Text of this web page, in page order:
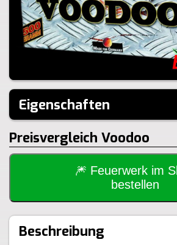
Eigenschaften
Hersteller:
Lesli
Performance:
Z-Shape
Kaliber:
25mm
Schuss:
49
30m
40sek
Inhalt je VE:
1 Stück
Größe:
38x24x17,8cm
Gewicht Brutto:
Gewicht Netto:
Preisvergleich Voodoo
🎆 Feuerwerk im Shop
bestellen
Beschreibung